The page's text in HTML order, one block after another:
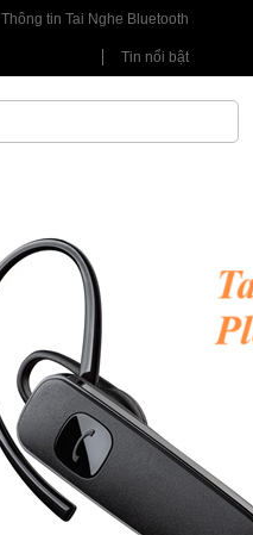
Thông tin Tai Nghe Bluetooth
Tin nổi bật